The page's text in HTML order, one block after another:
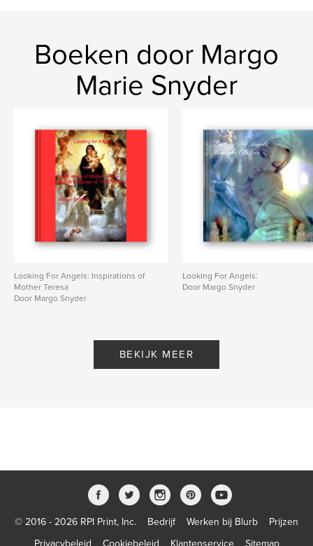
Boeken door Margo
Marie Snyder
Looking For Angels: Inspirations of
Mother Teresa
Door Margo Snyder
Looking For Angels:
Door Margo Snyder
BEKIJK MEER
© 2016 - 2026 RPI Print, Inc. Bedrijf Werken bij Blurb
Prijzen